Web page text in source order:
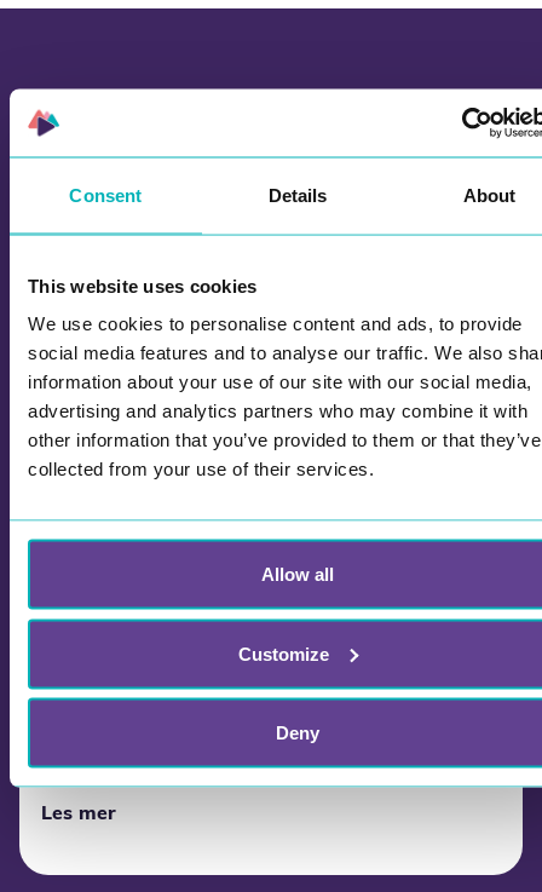
Consent Details About
This website uses cookies
We use cookies to personalise content and ads, to provide
social media features and to analyse our traffic. We also
information about your use of our site with our social media,
advertising and analytics partners who may combine it with
other information that you’ve provided to them or that they’ve
collected from your use of their services.
Allow all
Customize
Deny
MER INNHOLD FRA OSS
barnehageansatte i Senja kommune
Øystein Fauske arrangerer på
ettermiddagstid/kveld førstehjelpskurs for
barnehageansatte i Senja kommune. Han har
deltakelse for kursdeltakerne.
Les mer